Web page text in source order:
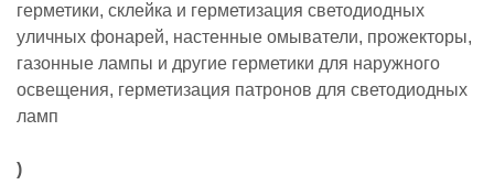
герметики, склейка и герметизация светодиодных
уличных фонарей, настенные омыватели, прожекторы,
газонные лампы и другие герметики для наружного
освещения, герметизация патронов для светодиодных
ламп
)